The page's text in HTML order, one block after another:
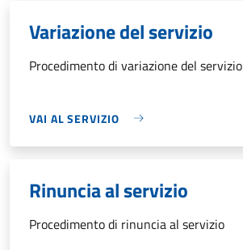
Variazione del servizio
Procedimento di variazione del servizio
VAI AL SERVIZIO
Rinuncia al servizio
Procedimento di rinuncia al servizio